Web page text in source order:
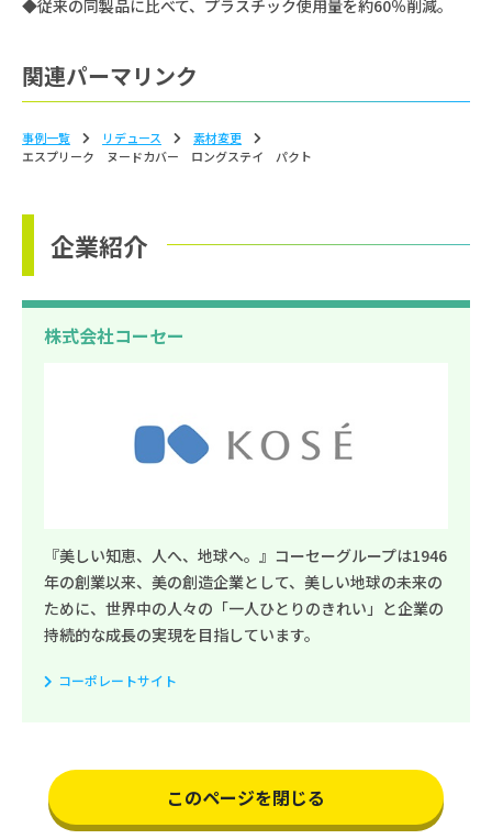
◆従来の同製品に比べて、プラスチック使用量を約60％削減。
関連パーマリンク
事例一覧 リデュース
素材変更
エスプリーク ヌードカバー ロングステイ パクト
企業紹介
株式会社コーセー
『美しい知恵、人へ、地球へ。』コーセーグループは1946
年の創業以来、美の創造企業として、美しい地球の未来の
ために、世界中の人々の「一人ひとりのきれい」と企業の
持続的な成長の実現を目指しています。
コーポレートサイト
このページを閉じる